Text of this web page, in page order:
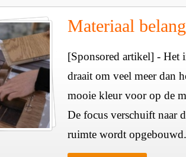
Materiaal
[Sponsored artikel] - Het
draait om veel meer dan
mooie kleur voor op de
De focus verschuift naar
ruimte wordt opgebouwd.